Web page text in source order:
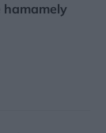
hamamely